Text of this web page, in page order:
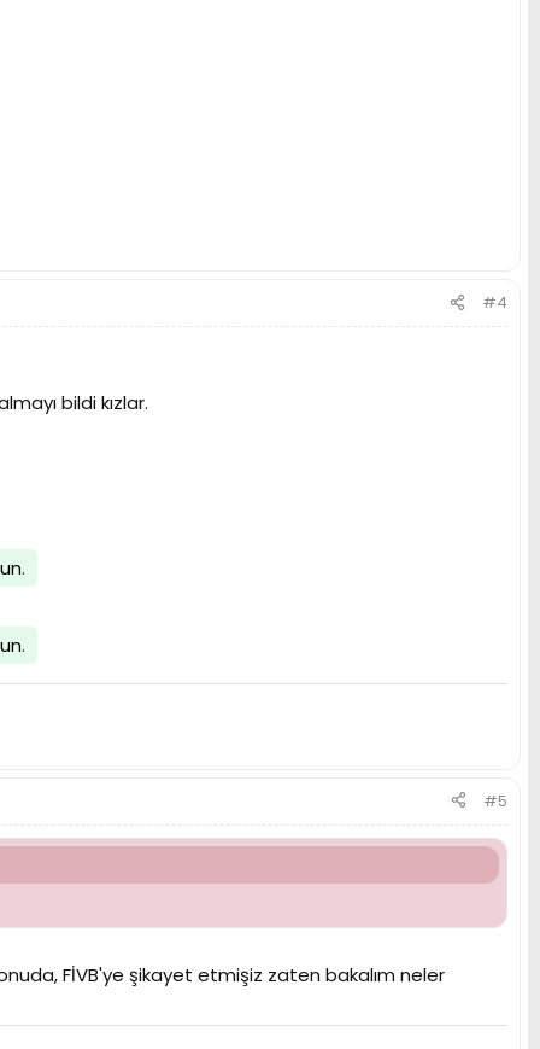
#4
bildi kızlar.
.
.
#5
FİVB'ye şikayet etmişiz zaten bakalım neler